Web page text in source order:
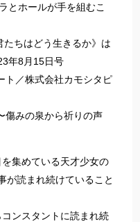
とホールが手を組むこ
ちはどう生きるか》は
年8月15日号
ト／株式会社カモシタピ
傷みの泉から祈りの声
集めている天才少女の
が読まれ続けていること
ンスタントに読まれ続